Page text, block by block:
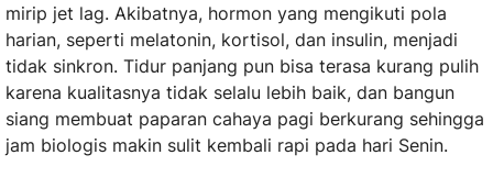
mirip jet lag. Akibatnya, hormon yang mengikuti pola
harian, seperti melatonin, kortisol, dan insulin, menjadi
tidak sinkron. Tidur panjang pun bisa terasa kurang pulih
karena kualitasnya tidak selalu lebih baik, dan bangun
siang membuat paparan cahaya pagi berkurang sehingga
jam biologis makin sulit kembali rapi pada hari Senin.